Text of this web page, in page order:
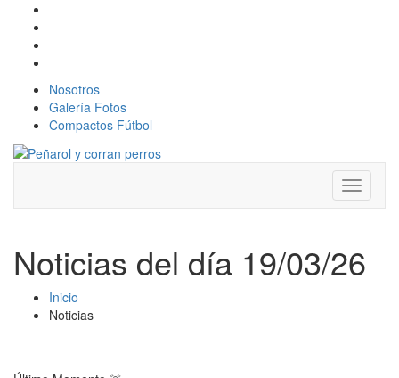
Nosotros
Galería Fotos
Compactos Fútbol
Toggle
Noticias del día 19/03/26
Inicio
Noticias